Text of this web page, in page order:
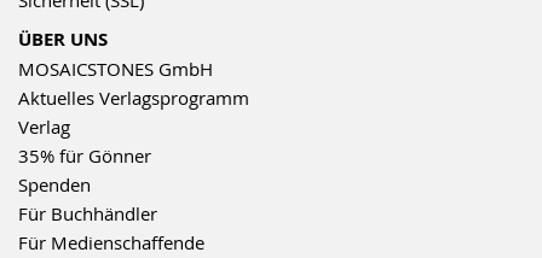
ÜBER UNS
MOSAICSTONES GmbH
Aktuelles Verlagsprogramm
Verlag
35% für Gönner
Spenden
Für Buchhändler
Für Medienschaffende